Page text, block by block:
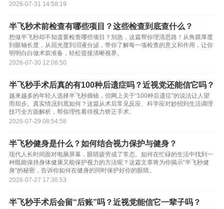
2026-07-31 14:58:19
半飞秒术前检查有哪些项目？这些检查到底查什么？
想做半飞秒却不知道要检查哪些项目？别急，这篇帮你理清思路！从角膜厚度
到眼轴长度，从屈光度到泪液分泌，带你了解每一项检查的意义和作用，让你
明明白白做术前准备，轻松迎接清晰视界。
2026-07-30 12:08:50
半飞秒手术后真的有100种后遗症吗？近视党还能信它吗？
越来越多的年轻人选择半飞秒摘镜，但网上关于“100种后遗症”的说法让人望
而却步。真实情况到底如何？这篇从术后常见反应、科学应对妙招到生活调理
技巧全方面解析，帮你理性看待视力矫正手术。
2026-07-29 08:54:58
半飞秒健身是什么？如何结合视力保护与健身？
现代人长时间面对电脑屏幕，眼睛疲劳成了常态。如何在忙碌的生活中找到一
种既能保持身体健康又能保护视力的方法呢？这篇文章将为你揭示“半飞秒健
身”的秘密，告诉你如何在健身的同时保护好你的眼睛。
2026-07-27 17:36:53
半飞秒手术后会留“后账”吗？近视党能信它一辈子吗？